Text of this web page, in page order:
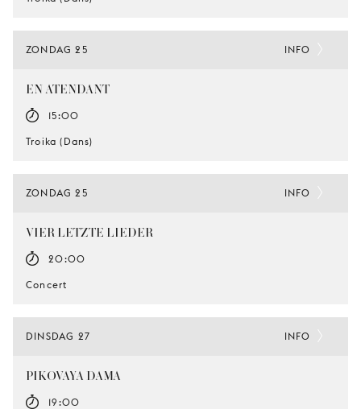
ZONDAG 25
EN ATENDANT
15:00
Troika (Dans)
INFO
ZONDAG 25
VIER LETZTE LIEDER
20:00
Concert
INFO
DINSDAG 27
PIKOVAYA DAMA
19:00
INFO